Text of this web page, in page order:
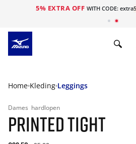
5% EXTRA OFF WITH CODE: extra5
Home Kleding Leggings
Dames hardlopen
PRINTED TIGHT